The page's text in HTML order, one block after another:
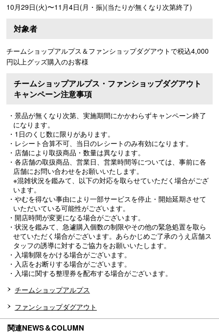
10月29日(火)〜11月4日(月・振)(当たりが無くなり次第終了)
対象者
チームショップアルプス＆ファンショップダグアウトで税込4,000
円以上グッズ購入のお客様
チームショップアルプス・ファンショップダグアウト
キャンペーン注意事項
・景品が無くなり次第、実施期間にかかわらずキャンペーン終了
になります。
・1日のくじ数に限りがあります。
・レシート合算不可、当日のレシートのみ有効になります。
・店舗により取扱商品・数量は異なります。
・各店舗の取扱商品、営業日、営業時間等については、事前に各
店舗にお問い合わせをお願いいたします。
※混雑状況を鑑みて、以下の対応を取らせていただく場合がござ
います。
・やむを得ない事由により一部サービスを停止・開始延期させて
いただいている可能性がございます。
・開店時間が変更になる場合がございます。
・状況を鑑みて、急遽購入個数の制限やその他の緊急処置を取ら
せていただく場合がございます。あらかじめご了承のうえ店舗ス
タッフの誘導に対するご協力をお願いいたします。
・入場制限をかける場合がございます。
・入店をお断りする場合がございます。
・入場に関する整理券を配布する場合がございます。
チームショップアルプス
ファンショップダグアウト
関連NEWS＆COLUMN